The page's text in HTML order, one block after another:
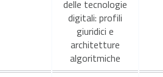
delle tecnologie
digitali: profili
giuridici e
architetture
algoritmiche